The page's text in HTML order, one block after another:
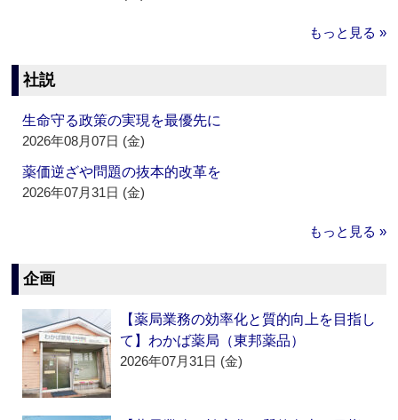
もっと見る »
社説
生命守る政策の実現を最優先に
2026年08月07日 (金)
薬価逆ざや問題の抜本的改革を
2026年07月31日 (金)
もっと見る »
企画
【薬局業務の効率化と質的向上を目指し
て】わかば薬局（東邦薬品）
2026年07月31日 (金)